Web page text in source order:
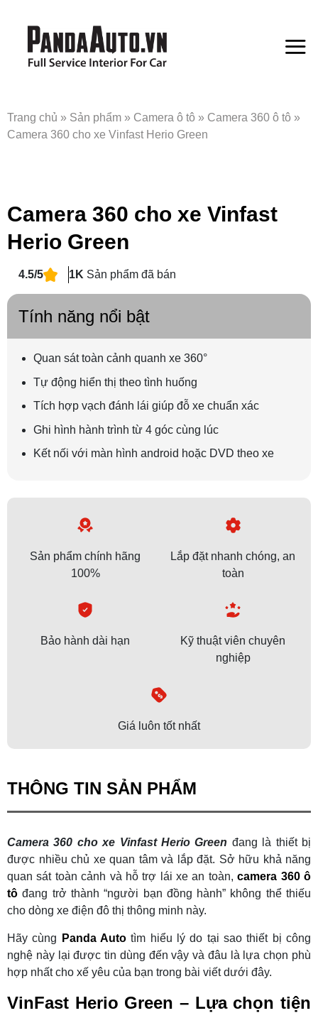
Trang chủ » Sản phẩm » Camera ô tô » Camera 360 ô tô »
Camera 360 cho xe Vinfast Herio Green
Camera 360 cho xe Vinfast
Herio Green
4.5/5 1K Sản phẩm đã bán
Tính năng nổi bật
Quan sát toàn cảnh quanh xe 360°
Tự động hiển thị theo tình huống
Tích hợp vạch đánh lái giúp đỗ xe chuẩn xác
Ghi hình hành trình từ 4 góc cùng lúc
Kết nối với màn hình android hoặc DVD theo xe
Sản phẩm chính hãng
100%
Lắp đặt nhanh chóng, an
toàn
Bảo hành dài hạn
Kỹ thuật viên chuyên
nghiệp
Giá luôn tốt nhất
THÔNG TIN SẢN PHẨM
Camera 360 cho xe Vinfast Herio Green đang là thiết bị
được nhiều chủ xe quan tâm và lắp đặt. Sở hữu khả năng
quan sát toàn cảnh và hỗ trợ lái xe an toàn,camera 360 ô
tô đang trở thành “người bạn đồng hành” không thể thiếu
cho dòng xe điện đô thị thông minh này.
Hãy cùng Panda Auto tìm hiểu lý do tại sao thiết bị công
nghệ này lại được tin dùng đến vậy và đâu là lựa chọn phù
hợp nhất cho xế yêu của bạn trong bài viết dưới đây.
VinFast Herio Green – Lựa chọn tiện